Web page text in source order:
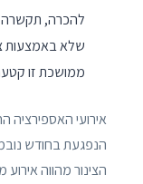
להכרה, תקשרה
שלא באמצעות
ממושכת זו
אירועי האספירציה
הצינור מהווה